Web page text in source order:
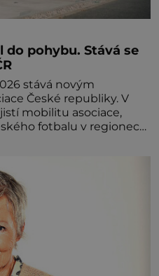
pohybu. Stává se
stává novým
České republiky. V
mobilitu asociace,
fotbalu v regionech.